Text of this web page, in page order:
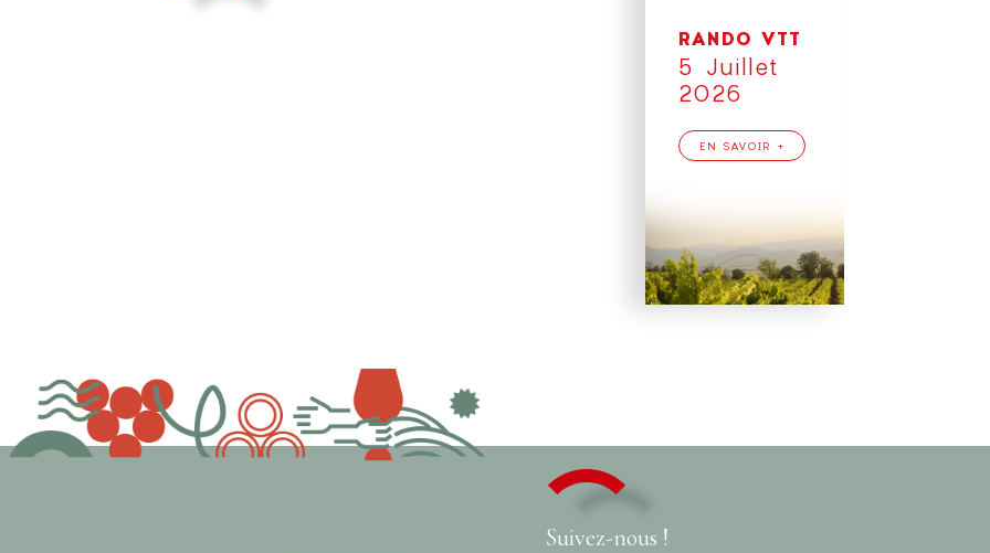
RANDO VTT
5 Juillet
2026
EN SAVOIR +
Suivez-nous !